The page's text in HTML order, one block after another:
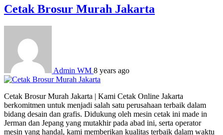
Cetak Brosur Murah Jakarta
Admin WM 8 years ago
Cetak Brosur Murah Jakarta | Kami Cetak Online Jakarta
berkomitmen untuk menjadi salah satu perusahaan terbaik dalam
bidang desain dan grafis. Didukung oleh mesin cetak ini made in
Jerman dan Jepang yang mutakhir pada abad ini, serta operator
mesin yang handal, kami memberikan kualitas terbaik dalam waktu